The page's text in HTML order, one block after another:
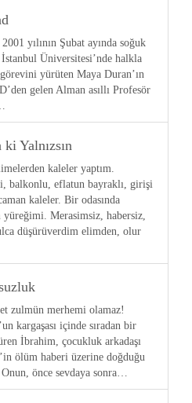
yılının Şubat ayında soğuk
Üniversitesi’nde halkla
yürüten Maya Duran’ın
gelen Alman asıllı Profesör
ki Yalnızsın
kaleler yaptım.
balkonlu, eflatun bayraklı, girişi
kaleler. Bir odasında
yüreğimi. Merasimsiz, habersiz,
düşürüverdim elimden, olur
zulmün merhemi olamaz!
kargaşası içinde sıradan bir
İbrahim, çocukluk arkadaşı
ölüm haberi üzerine doğduğu
önce sevdaya sonra…